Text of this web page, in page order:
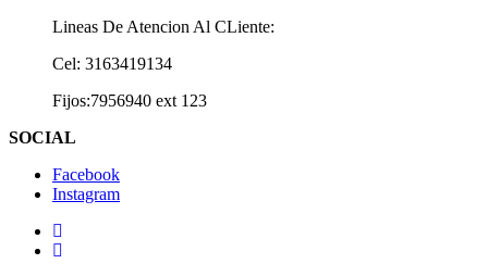
Lineas De Atencion Al CLiente:
Cel: 3163419134
Fijos:7956940 ext 123
SOCIAL
Facebook
Instagram